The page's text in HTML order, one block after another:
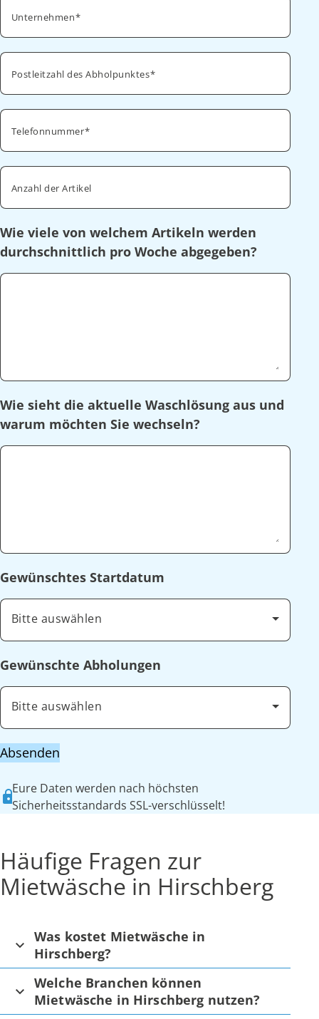
Unternehmen
Postleitzahl des Abholpunktes
Telefonnummer
Anzahl der Artikel
Wie viele von welchem Artikeln werden
durchschnittlich pro Woche abgegeben?
Wie sieht die aktuelle Waschlösung aus und
warum möchten Sie wechseln?
Gewünschtes Startdatum
Bitte auswählen
Gewünschte Abholungen
Bitte auswählen
Absenden
Eure Daten werden nach höchsten
Sicherheitsstandards SSL-verschlüsselt!
Häufige Fragen zur
Mietwäsche in Hirschberg
Was kostet Mietwäsche in
Hirschberg?
Welche Branchen können
Mietwäsche in Hirschberg nutzen?